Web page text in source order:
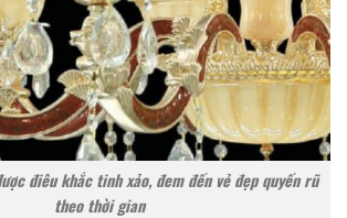
điêu khắc tinh xảo, đem đến vẻ đẹp quyến rũ
theo thời gian